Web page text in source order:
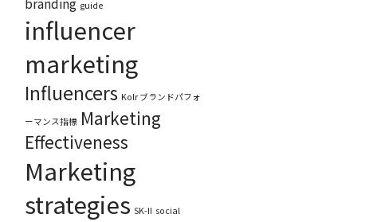
guide
influencer
marketing
Influencers Kolr ブランドパフォ
ーマンス指標 Marketing
Effectiveness
Marketing
strategies SK-II social